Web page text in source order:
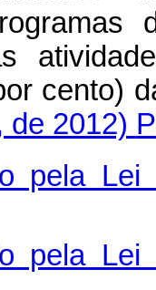
cento)
de 2012)
pela
pela